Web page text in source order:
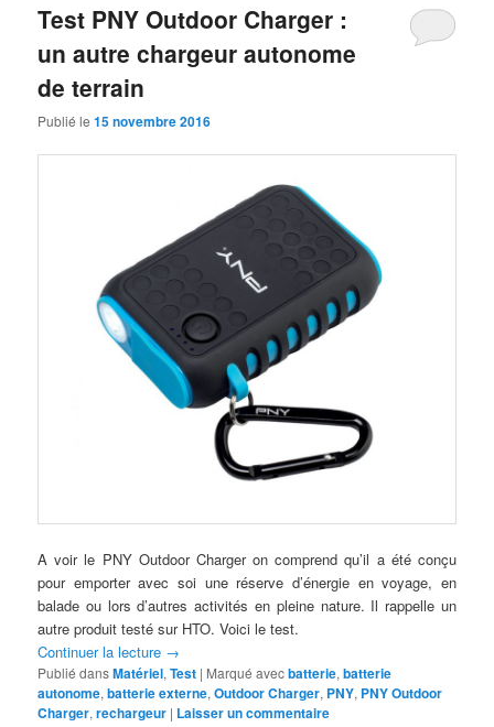
Test PNY Outdoor Charger :
un autre chargeur autonome
de terrain
Publié le15 novembre 2016
A voir le PNY Outdoor Charger on comprend qu’il a été conçu
pour emporter avec soi une réserve d’énergie en voyage, en
balade ou lors d’autres activités en pleine nature. Il rappelle un
autre produit testé sur HTO. Voici le test.
Continuer la lecture →
Publié dansMatériel,Test | Marqué avecbatterie,batterie
autonome,batterie externe,Outdoor Charger, PNY, PNY Outdoor
Charger,rechargeur | Laisser un commentaire